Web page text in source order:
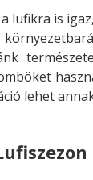
lufikra is
lehet